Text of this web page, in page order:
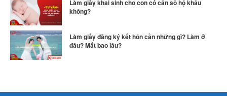
Làm giấy khai sinh cho con có cần sổ hộ khẩu
không?
Làm giấy đăng ký kết hôn cần những gì? Làm ở
đâu? Mất bao lâu?